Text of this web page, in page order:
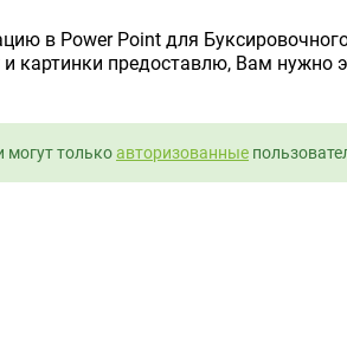
в Power Point для
картинки предоставлю, Вам нужно
могут толькоавторизованные